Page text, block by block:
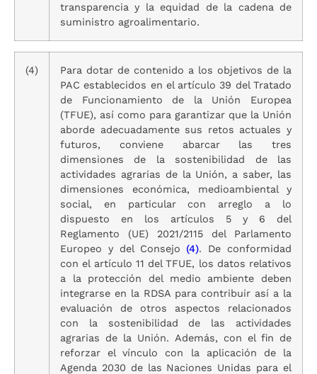
transparencia y la equidad de la cadena de
suministro agroalimentario.
(4)
Para dotar de contenido a los objetivos de la
PAC establecidos en el artículo 39 del Tratado
de Funcionamiento de la Unión Europea
(TFUE), así como para garantizar que la Unión
aborde adecuadamente sus retos actuales y
futuros, conviene abarcar las tres
dimensiones de la sostenibilidad de las
actividades agrarias de la Unión, a saber, las
dimensiones económica, medioambiental y
social, en particular con arreglo a lo
dispuesto en los artículos 5 y 6 del
Reglamento (UE) 2021/2115 del Parlamento
Europeo y del Consejo (4). De conformidad
con el artículo 11 del TFUE, los datos relativos
a la protección del medio ambiente deben
integrarse en la RDSA para contribuir así a la
evaluación de otros aspectos relacionados
con la sostenibilidad de las actividades
agrarias de la Unión. Además, con el fin de
reforzar el vínculo con la aplicación de la
Agenda 2030 de las Naciones Unidas para el